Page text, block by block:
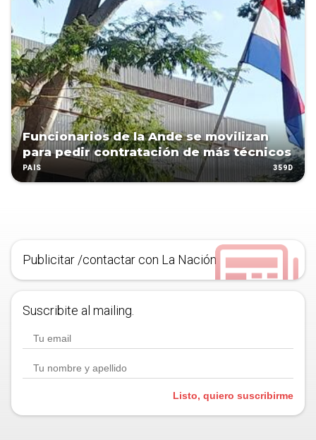
Funcionarios de la Ande se movilizan
para pedir contratación de más técnicos
PAÍS 359D
Publicitar /contactar con La Nación
Suscribite al mailing.
Listo, quiero suscribirme